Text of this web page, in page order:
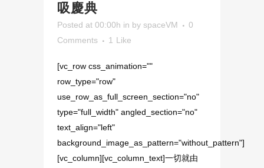
吸慶典
Posted at 00:00h in by spaceVM
0
Comments
1 Like
[vc_row css_animation=""
row_type="row"
use_row_as_full_screen_section="no"
type="full_width" angled_section="no"
text_align="left"
background_image_as_pattern="without_pattern"]
[vc_column][vc_column_text]一切就由